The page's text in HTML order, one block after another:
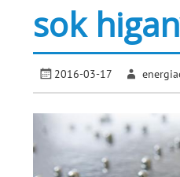
sok
2016-03-17